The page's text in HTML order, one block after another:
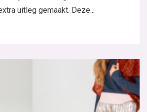
uitleg gemaakt. Deze...